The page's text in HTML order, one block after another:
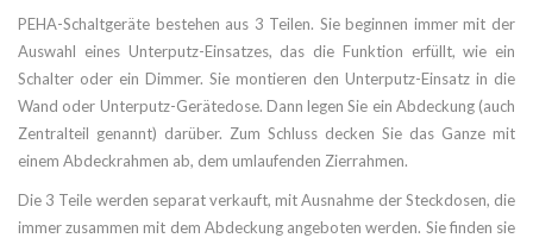
PEHA-Schaltgeräte bestehen aus 3 Teilen. Sie beginnen immer mit der
Auswahl eines Unterputz-Einsatzes, das die Funktion erfüllt, wie ein
Schalter oder ein Dimmer. Sie montieren den Unterputz-Einsatz in die
Wand oder Unterputz-Gerätedose. Dann legen Sie ein Abdeckung (auch
Zentralteil genannt) darüber. Zum Schluss decken Sie das Ganze mit
einem Abdeckrahmen ab, dem umlaufenden Zierrahmen.
Die 3 Teile werden separat verkauft, mit Ausnahme der Steckdosen, die
immer zusammen mit dem Abdeckung angeboten werden. Sie finden sie